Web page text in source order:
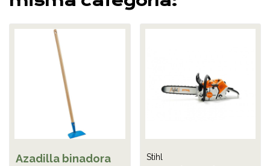
Azadilla binadora
Stihl